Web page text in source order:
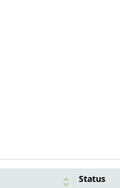
Status